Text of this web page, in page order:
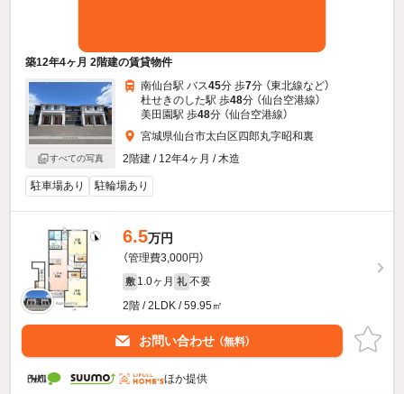
築12年4ヶ月 2階建の賃貸物件
すべての写真
南仙台駅 バス45分 歩7分 （東北線など）
杜せきのした駅 歩48分 （仙台空港線）
美田園駅 歩48分 （仙台空港線）
宮城県仙台市太白区四郎丸字昭和裏
2階建 / 12年4ヶ月 / 木造
駐車場あり 駐輪場あり
6.5万円
（管理費3,000円）
敷 1.0ヶ月 礼 不要
2階 / 2LDK / 59.95㎡
お問い合わせ （無料）
ほか提供